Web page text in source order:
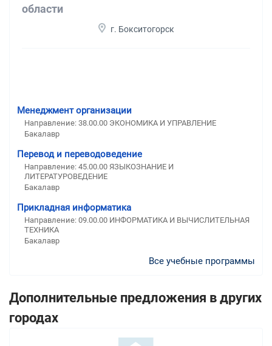
области
г. Бокситогорск
Менеджмент организации
Направление: 38.00.00 ЭКОНОМИКА И УПРАВЛЕНИЕ
Бакалавр
Перевод и переводоведение
Направление: 45.00.00 ЯЗЫКОЗНАНИЕ И
ЛИТЕРАТУРОВЕДЕНИЕ
Бакалавр
Прикладная информатика
Направление: 09.00.00 ИНФОРМАТИКА И ВЫЧИСЛИТЕЛЬНАЯ
ТЕХНИКА
Бакалавр
Все учебные программы
Дополнительные предложения в других
городах